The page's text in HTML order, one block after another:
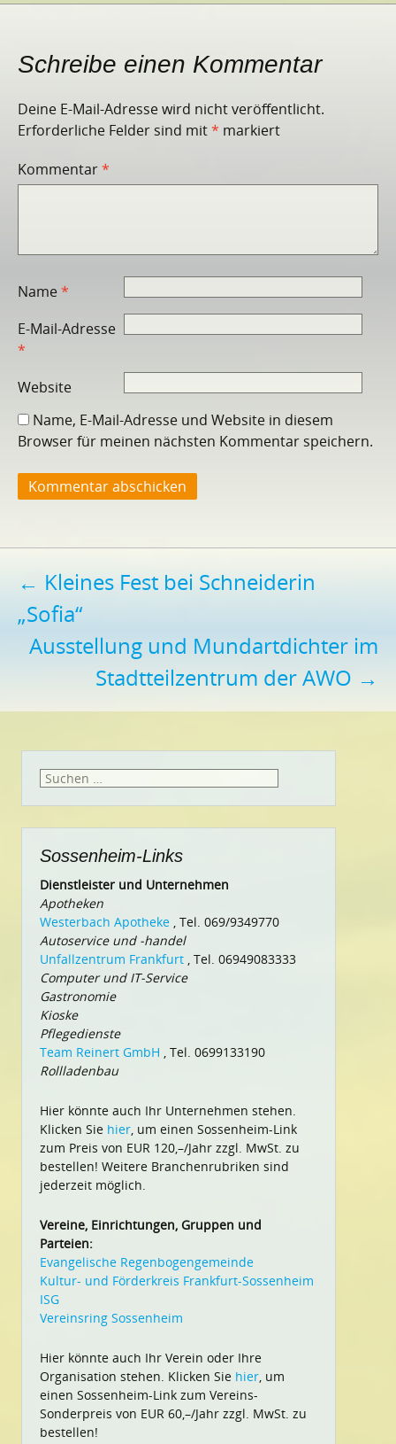
Schreibe einen Kommentar
Deine E-Mail-Adresse wird nicht veröffentlicht.
Erforderliche Felder sind mit* markiert
Kommentar*
Name*
E-Mail-Adresse
*
Website
Name, E-Mail-Adresse und Website in diesem
Browser für meinen nächsten Kommentar speichern.
Beitragsnavigation
← Kleines Fest bei Schneiderin
„Sofia“
Ausstellung und Mundartdichter im
Stadtteilzentrum der AWO →
Suchen
Sossenheim-Links
Dienstleister und Unternehmen
Apotheken
Westerbach Apotheke , Tel. 069/9349770
Autoservice und -handel
Unfallzentrum Frankfurt , Tel. 06949083333
Computer und IT-Service
Gastronomie
Kioske
Pflegedienste
Team Reinert GmbH , Tel. 0699133190
Rollladenbau
Hier könnte auch Ihr Unternehmen stehen.
Klicken Sie hier, um einen Sossenheim-Link
zum Preis von EUR 120,–/Jahr zzgl. MwSt. zu
bestellen! Weitere Branchenrubriken sind
jederzeit möglich.
Vereine, Einrichtungen, Gruppen und
Parteien:
Evangelische Regenbogengemeinde
Kultur- und Förderkreis Frankfurt-Sossenheim
ISG
Vereinsring Sossenheim
Hier könnte auch Ihr Verein oder Ihre
Organisation stehen. Klicken Sie hier, um
einen Sossenheim-Link zum Vereins-
Sonderpreis von EUR 60,–/Jahr zzgl. MwSt. zu
bestellen!